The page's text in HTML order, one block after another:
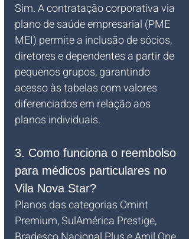
Sim. A contratação corporativa via
plano de saúde empresarial (PME
MEI) permite a inclusão de sócios,
diretores e dependentes a partir de
pequenos grupos, garantindo
acesso às tabelas com valores
diferenciados em relação aos
planos individuais.
3. Como funciona o reembolso
para médicos particulares no
Vila Nova Star?
Planos das categorias Omint
Premium, SulAmérica Prestige,